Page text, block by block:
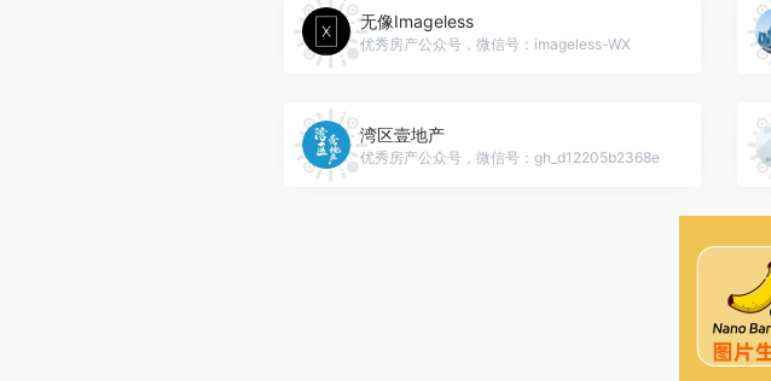
无像Imageless
优秀房产公众号，微信号：imageless-WX
湾区壹地产
优秀房产公众号，微信号：gh_d12205b2368e